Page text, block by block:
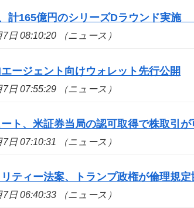
計165億円のシリーズDラウンド実施
日 08:10:20 （ニュース）
ージェント向けウォレット先行公開
日 07:55:29 （ニュース）
ト、米証券当局の認可取得で株取引が
日 07:10:31 （ニュース）
ティー法案、トランプ政権が倫理規
日 06:40:33 （ニュース）